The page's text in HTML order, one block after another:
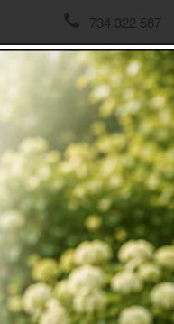
734 322 587
Číslo popisné na dům 7
Číslo
Číslo
budov a
přidělují